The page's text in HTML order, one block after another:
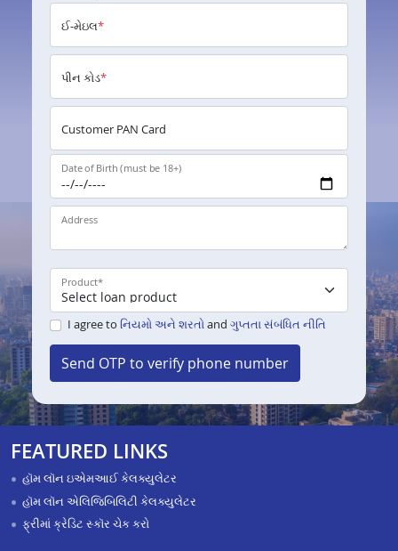
ઈ-મેઇલ*
પીન કોડ*
Customer PAN Card
Date of Birth (must be 18+)
Address
Product*
I agree to નિયમો અને શરતોand ગુપ્તતા સંબંધિત નીતિ
Send OTP to verify phone number
FEATURED LINKS
હૉમ લૉન ઇએમઆઈ કેલક્યુલેટર
હૉમ લૉન એલિજિબિલિટી કેલક્યુલેટર
ફ્રીમાં ક્રેડિટ સ્કૉર ચેક કરો